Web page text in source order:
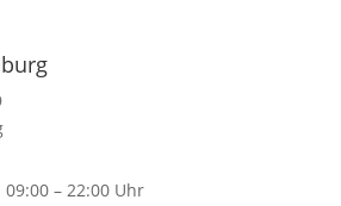
09:00 – 22:00 Uhr